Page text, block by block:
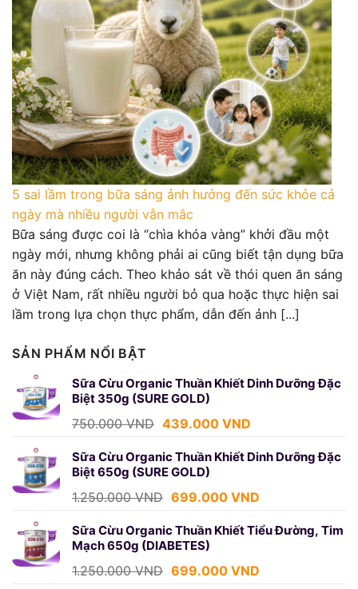
5 sai lầm trong bữa sáng ảnh hưởng đến sức khỏe cả
ngày mà nhiều người vẫn mắc
Bữa sáng được coi là “chìa khóa vàng” khởi đầu một
ngày mới, nhưng không phải ai cũng biết tận dụng bữa
ăn này đúng cách. Theo khảo sát về thói quen ăn sáng
ở Việt Nam, rất nhiều người bỏ qua hoặc thực hiện sai
lầm trong lựa chọn thực phẩm, dẫn đến ảnh [...]
SẢN PHẨM NỔI BẬT
Sữa Cừu Organic Thuần Khiết Dinh Dưỡng Đặc
Biệt 350g (SURE GOLD)
750.000VND Giá
là:
750.000 VND.
439.000 VNDGiá
tại
439.000 VND.
Sữa Cừu Organic Thuần Khiết Dinh Dưỡng Đặc
Biệt 650g (SURE GOLD)
1.250.000VND Giá
là:
1.250.000 VND.
699.000 VNDGiá
tại
Sữa Cừu Organic Thuần Khiết Tiểu Đường, Tim
Mạch 650g (DIABETES)
1.250.000VND Giá
699.000 VNDGiá